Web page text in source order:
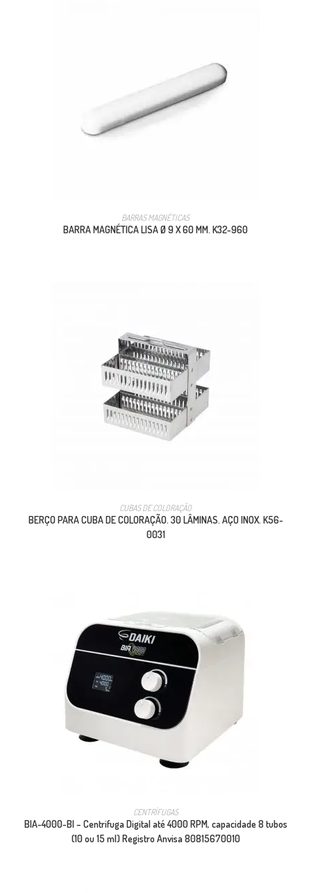
BARRAS MAGNÉTICAS
BARRA MAGNÉTICA LISA Ø 9 X 60 MM. K32-960
CUBAS DE COLORAÇÃO
BERÇO PARA CUBA DE COLORAÇÃO. 30 LÂMINAS. AÇO INOX. K56-
0031
CENTRÍFUGAS
BIA-4000-BI – Centrifuga Digital até 4000 RPM, capacidade 8 tubos
(10 ou 15 ml) Registro Anvisa 80815670010